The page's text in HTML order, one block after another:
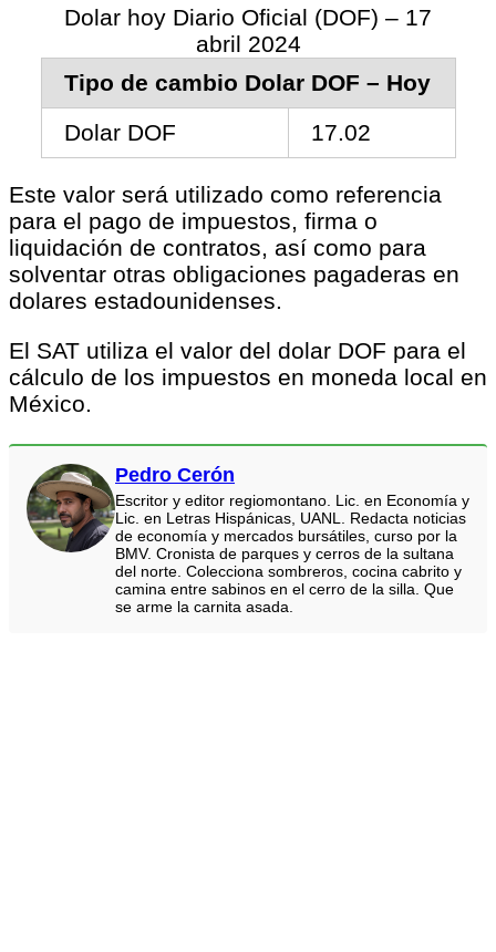
Dolar hoy Diario Oficial (DOF) – 17
abril 2024
Tipo de cambio Dolar DOF – Hoy
Dolar DOF
17.02
Este valor será utilizado como referencia
para el pago de impuestos, firma o
liquidación de contratos, así como para
solventar otras obligaciones pagaderas en
dolares estadounidenses.
El SAT utiliza el valor del dolar DOF para el
cálculo de los impuestos en moneda local en
México.
Pedro Cerón
Escritor y editor regiomontano. Lic. en Economía y
Lic. en Letras Hispánicas, UANL. Redacta noticias
de economía y mercados bursátiles, curso por la
BMV. Cronista de parques y cerros de la sultana
del norte. Colecciona sombreros, cocina cabrito y
camina entre sabinos en el cerro de la silla. Que
se arme la carnita asada.